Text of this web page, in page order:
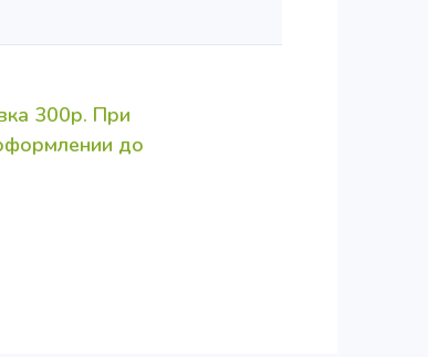
300р. При
до